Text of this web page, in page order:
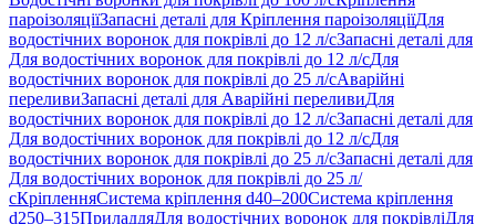
пароізоляціїЗапасні деталі для Кріплення пароізоляціїДля
водостічних воронок для покрівлі до 12 л/сЗапасні деталі для
Для водостічних воронок для покрівлі до 12 л/сДля
водостічних воронок для покрівлі до 25 л/сАварійні
переливиЗапасні деталі для Аварійні переливиДля
водостічних воронок для покрівлі до 12 л/сЗапасні деталі для
Для водостічних воронок для покрівлі до 12 л/сДля
водостічних воронок для покрівлі до 25 л/сЗапасні деталі для
Для водостічних воронок для покрівлі до 25 л/
сКріпленняСистема кріплення d40–200Система кріплення
d250–315ПриладдяДля водостічних воронок для покрівліДля